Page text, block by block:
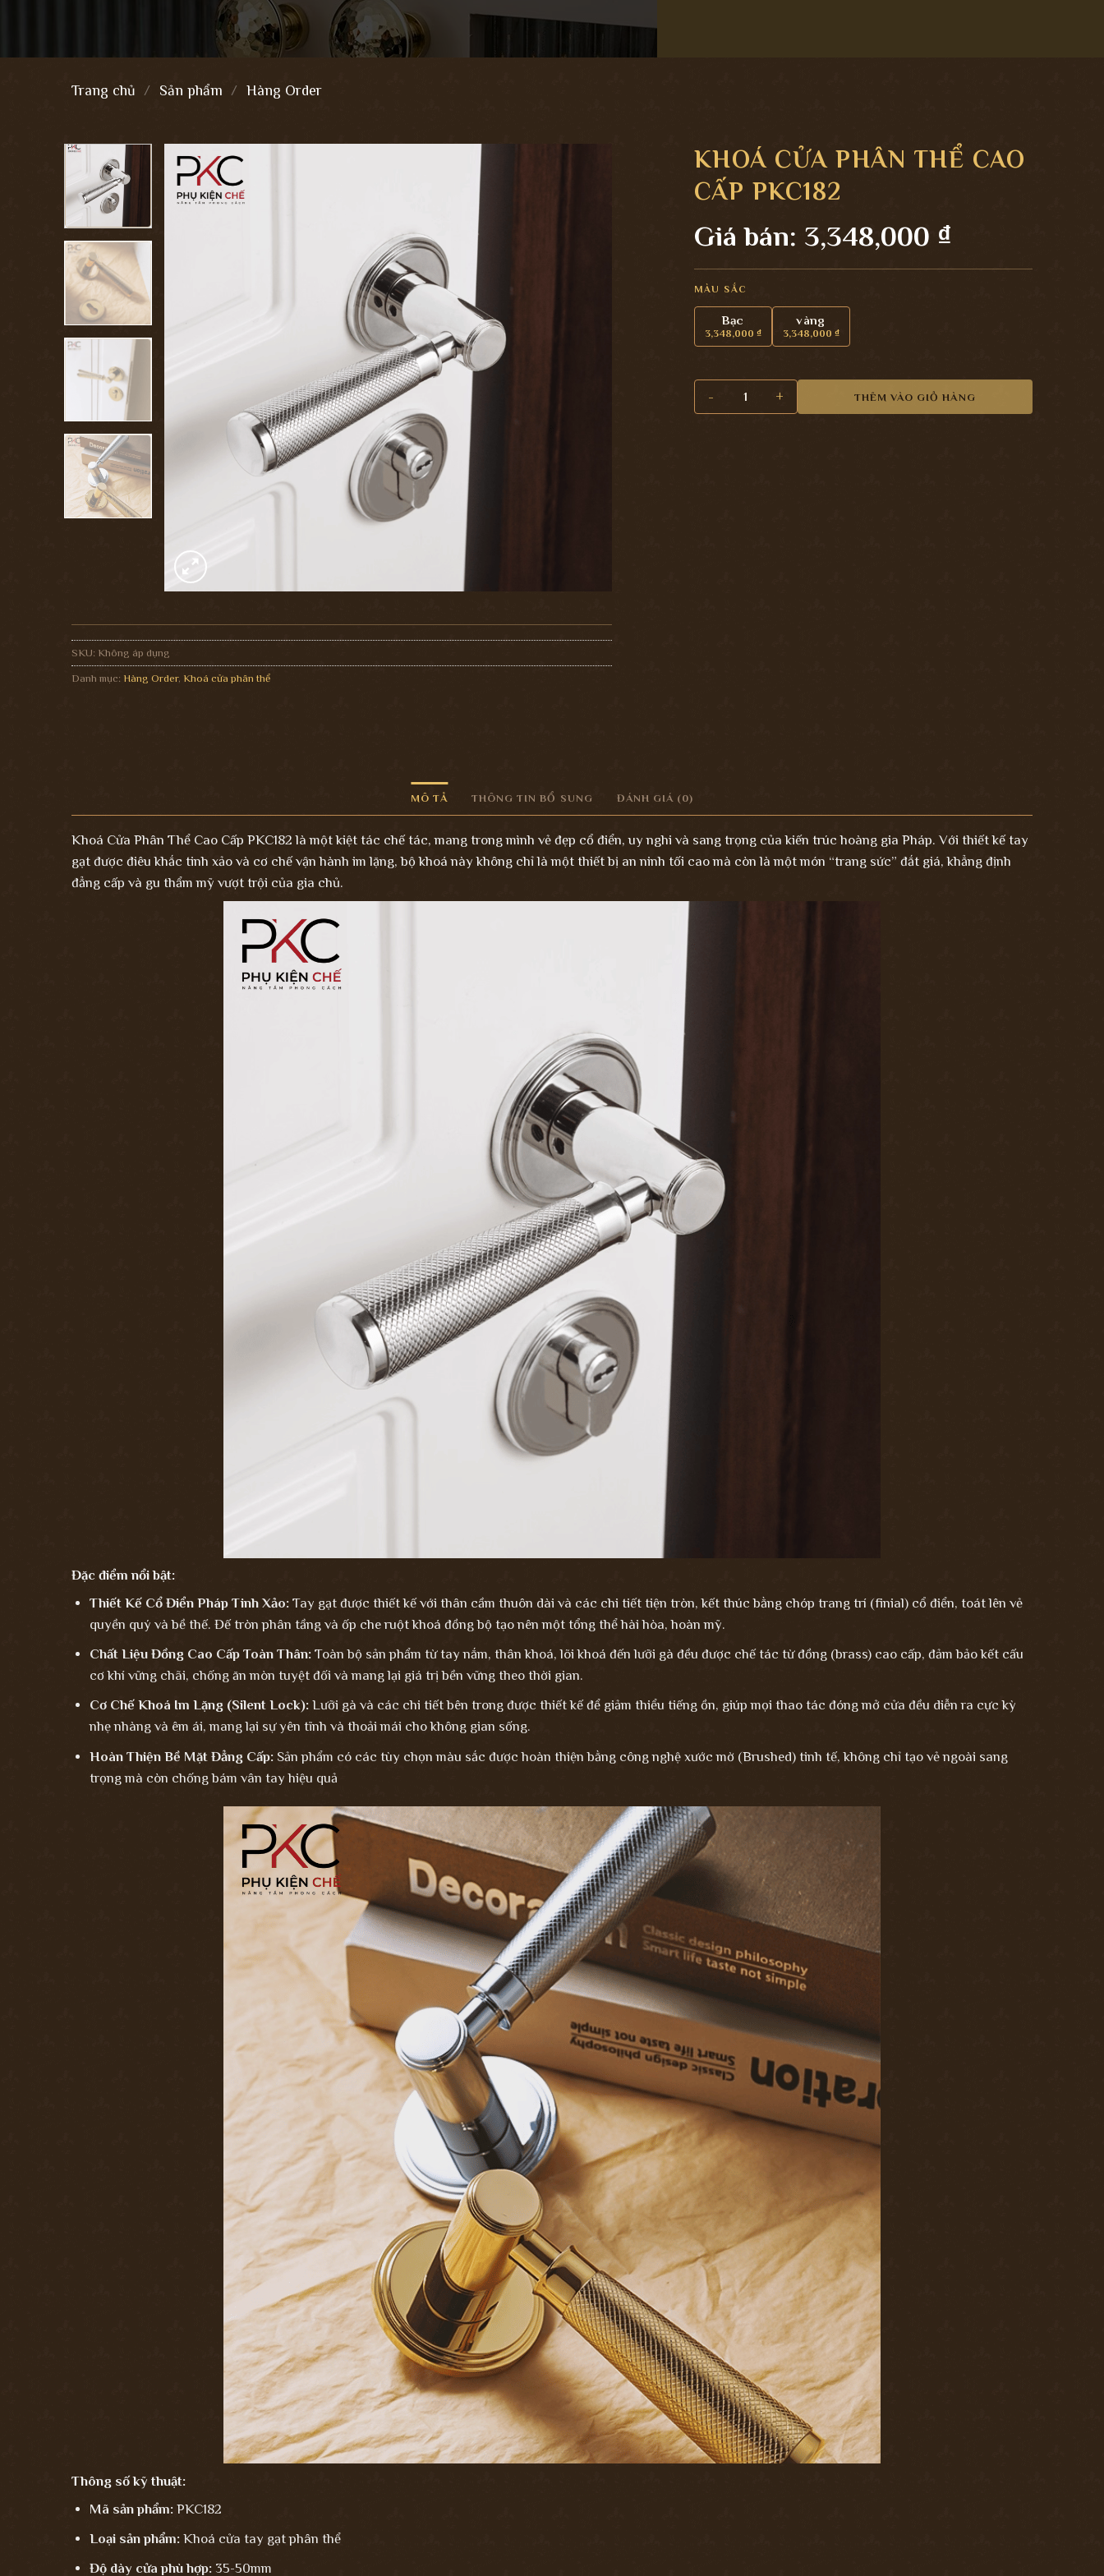
Trang chủ / Sản phẩm / Hàng Order
SKU: Không áp dụng
Danh mục: Hàng Order, Khoá cửa phân thể
KHOÁ CỬA PHÂN THỂ CAO
CẤP PKC182
Giá bán: 3,348,000 ₫
MÀU SẮC
Bạc
3,348,000 ₫
vàng
3,348,000 ₫
Khoá Cửa Phân Thể Cao Cấp PKC182 số lượng
THÊM VÀO GIỎ HÀNG
MÔ TẢ THÔNG TIN BỔ SUNG ĐÁNH GIÁ (0)
Khoá Cửa Phân Thể Cao Cấp PKC182 là một kiệt tác chế tác, mang trong mình vẻ đẹp cổ điển, uy nghi và sang trọng của kiến trúc hoàng gia Pháp. Với thiết kế tay
gạt được điêu khắc tinh xảo và cơ chế vận hành im lặng, bộ khoá này không chỉ là một thiết bị an ninh tối cao mà còn là một món “trang sức” đắt giá, khẳng định
đẳng cấp và gu thẩm mỹ vượt trội của gia chủ.
Đặc điểm nổi bật:
Thiết Kế Cổ Điển Pháp Tinh Xảo:Tay gạt được thiết kế với thân cầm thuôn dài và các chi tiết tiện tròn, kết thúc bằng chóp trang trí (finial) cổ điển, toát lên vẻ
quyền quý và bề thế. Đế tròn phân tầng và ốp che ruột khoá đồng bộ tạo nên một tổng thể hài hòa, hoàn mỹ.
Chất Liệu Đồng Cao Cấp Toàn Thân:Toàn bộ sản phẩm từ tay nắm, thân khoá, lõi khoá đến lưỡi gà đều được chế tác từ đồng (brass) cao cấp, đảm bảo kết cấu
cơ khí vững chãi, chống ăn mòn tuyệt đối và mang lại giá trị bền vững theo thời gian.
Cơ Chế Khoá Im Lặng (Silent Lock):Lưỡi gà và các chi tiết bên trong được thiết kế để giảm thiểu tiếng ồn, giúp mọi thao tác đóng mở cửa đều diễn ra cực kỳ
nhẹ nhàng và êm ái, mang lại sự yên tĩnh và thoải mái cho không gian sống.
Hoàn Thiện Bề Mặt Đẳng Cấp:Sản phẩm có các tùy chọn màu sắc được hoàn thiện bằng công nghệ xước mờ (Brushed) tinh tế, không chỉ tạo vẻ ngoài sang
trọng mà còn chống bám vân tay hiệu quả
Thông số kỹ thuật:
Mã sản phẩm:PKC182
Loại sản phẩm:Khoá cửa tay gạt phân thể
Độ dày cửa phù hợp:35-50mm